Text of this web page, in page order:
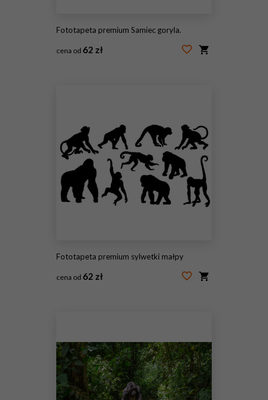
Fototapeta premium Samiec goryla.
cena od 62 zł
Fototapeta premium sylwetki małpy
cena od 62 zł